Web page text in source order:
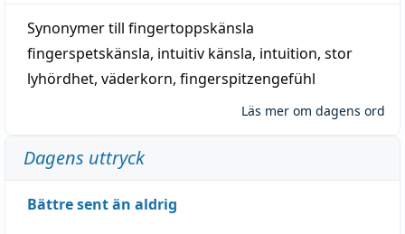
Synonymer till fingertoppskänsla
fingerspetskänsla, intuitiv känsla, intuition, stor
lyhördhet, väderkorn, fingerspitzengefühl
Läs mer om dagens ord
Dagens uttryck
Bättre sent än aldrig